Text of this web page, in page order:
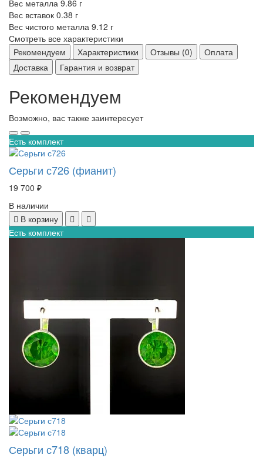
Вес металла 9.86 г
Вес вставок 0.38 г
Вес чистого металла 9.12 г
Смотреть все характеристики
Рекомендуем
Характеристики Отзывы (0)
Оплата
Доставка
Гарантия и возврат
Рекомендуем
Возможно, вас также заинтересует
Есть комплект
Серьги с726 (фианит)
19 700 ₽
В наличии
В корзину
Есть комплект
Серьги с718 (кварц)